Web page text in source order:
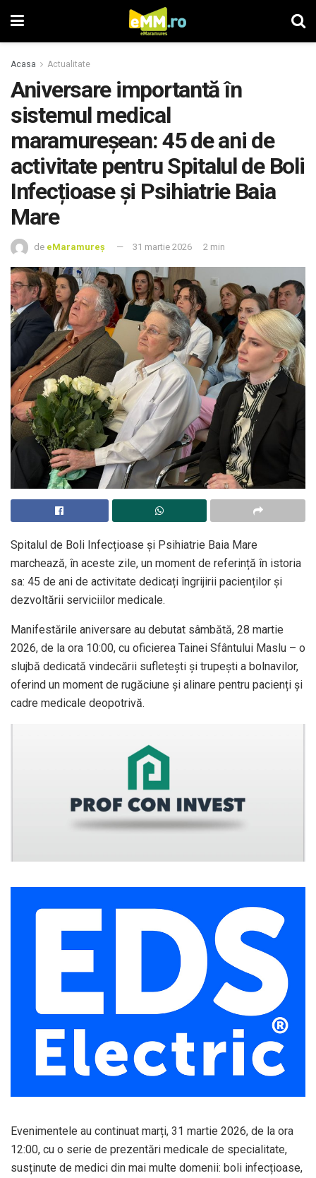
Acasa Actualitate
Aniversare importantă în
sistemul medical
maramureșean: 45 de ani de
activitate pentru Spitalul de Boli
Infecțioase și Psihiatrie Baia
Mare
de eMaramureș 31 martie 2026 2 min
Spitalul de Boli Infecțioase și Psihiatrie Baia Mare
marchează, în aceste zile, un moment de referință în istoria
sa: 45 de ani de activitate dedicați îngrijirii pacienților și
dezvoltării serviciilor medicale.
Manifestările aniversare au debutat sâmbătă, 28 martie
2026, de la ora 10:00, cu oficierea Tainei Sfântului Maslu – o
slujbă dedicată vindecării sufletești și trupești a bolnavilor,
oferind un moment de rugăciune și alinare pentru pacienți și
cadre medicale deopotrivă.
Evenimentele au continuat marți, 31 martie 2026, de la ora
12:00, cu o serie de prezentări medicale de specialitate,
susținute de medici din mai multe domenii: boli infecțioase,